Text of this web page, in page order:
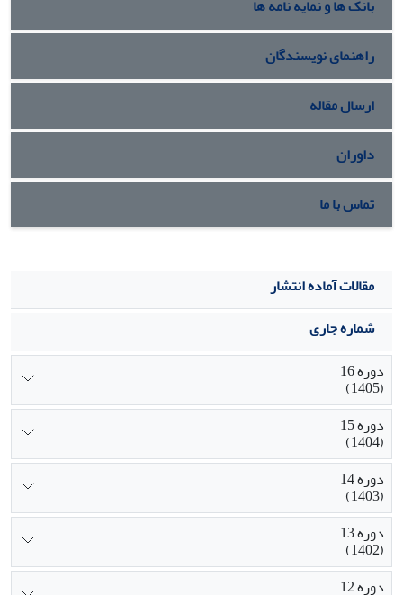
بانک ها و نمایه نامه ها
راهنمای نویسندگان
ارسال مقاله
داوران
تماس با ما
مقالات آماده انتشار
شماره جاری
دوره 16
(1405)
دوره 15
(1404)
دوره 14
(1403)
دوره 13
(1402)
دوره 12